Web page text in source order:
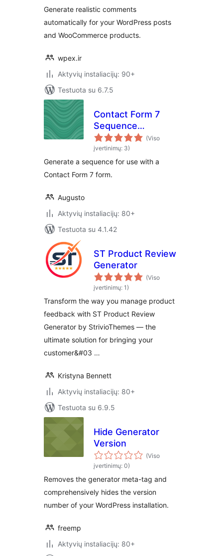
Generate realistic comments
automatically for your WordPress posts
and WooCommerce products.
wpex.ir
Aktyvių instaliacijų: 90+
Testuota su 6.7.5
Contact Form 7
Sequence
Generator
(Viso
įvertinimų: 3)
Generate a sequence for use with a
Contact Form 7 form.
Augusto
Aktyvių instaliacijų: 80+
Testuota su 4.1.42
ST Product Review
Generator
(Viso
įvertinimų: 1)
Transform the way you manage product
feedback with ST Product Review
Generator by StrivioThemes — the
ultimate solution for bringing your
customer&#03 …
Kristyna Bennett
Aktyvių instaliacijų: 80+
Testuota su 6.9.5
Hide Generator
Version
(Viso
įvertinimų: 0)
Removes the generator meta-tag and
comprehensively hides the version
number of your WordPress installation.
freemp
Aktyvių instaliacijų: 80+